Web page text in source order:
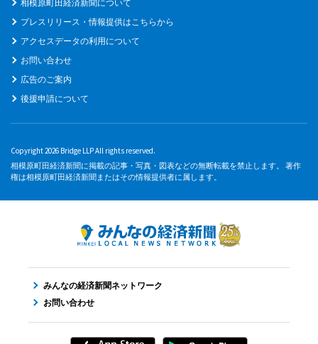
相模原町田経済新聞について
プレスリリース・情報提供はこちらから
アクセスデータの利用について
お問い合わせ
広告のご案内
後援申請について
Copyright 2026 Bridge LLP All rights reserved.
相模原町田経済新聞に掲載の記事・写真・図表などの無断転載を禁止します。 著作
権は相模原町田経済新聞またはその情報提供者に属します。
みんなの経済新聞ネットワーク
お問い合わせ